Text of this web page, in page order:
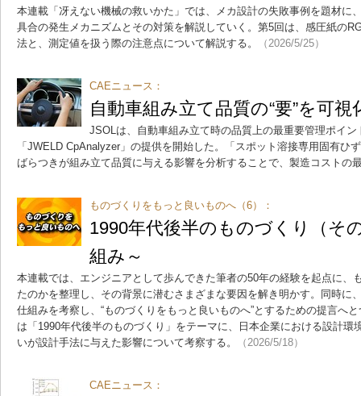
本連載「冴えない機械の救いかた」では、メカ設計の失敗事例を題材に
具合の発生メカニズムとその対策を解説していく。第5回は、感圧紙の
法と、測定値を扱う際の注意点について解説する。
（2026/5/25）
CAEニュース：
自動車組み立て品質の“要”を可
JSOLは、自動車組み立て時の品質上の最重要管理ポイ
「JWELD CpAnalyzer」の提供を開始した。「スポット溶接専用固有ひ
ばらつきが組み立て品質に与える影響を分析することで、製造コストの
ものづくりをもっと良いものへ（6）：
1990年代後半のものづくり（そ
組み～
本連載では、エンジニアとして歩んできた筆者の50年の経験を起点に、
たのかを整理し、その背景に潜むさまざまな要因を解き明かす。同時に
仕組みを考察し、“ものづくりをもっと良いものへ”とするための提言へ
は「1990年代後半のものづくり」をテーマに、日本企業における設計環
いが設計手法に与えた影響について考察する。
（2026/5/18）
CAEニュース：